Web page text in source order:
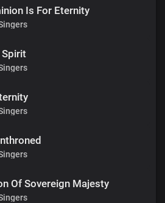
Is For Eternity
Spirit
Of Sovereign Majesty